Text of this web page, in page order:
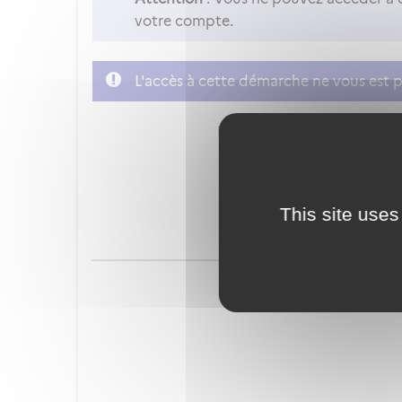
This site
votre compte.
L'accès à cette démarche ne vous est
FranceConnect est la